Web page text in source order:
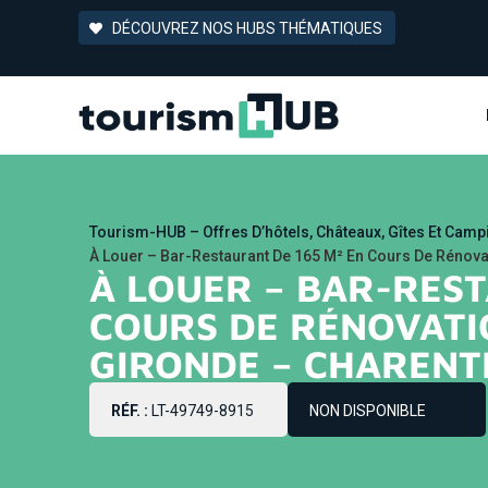
DÉCOUVREZ NOS HUBS THÉMATIQUES
Tourism-HUB – Offres D’hôtels, Châteaux, Gîtes Et
À Louer – Bar-Restaurant De 165 M² En Cours De
À LOUER – BAR-
COURS DE
GIRONDE –
RÉF. : LT-49749-8915 NON DISPONIBLE